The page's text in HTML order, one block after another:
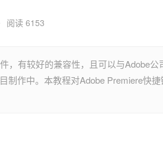
阅读 6153
，有较好的兼容性，且可以与Adobe
制作中。本教程对Adobe Premiere快